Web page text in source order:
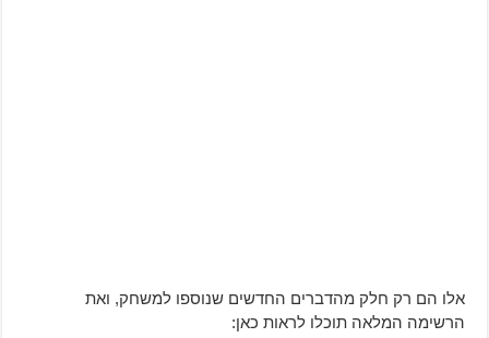
אלו הם רק חלק מהדברים החדשים שנוספו למשחק, ואת
הרשימה המלאה תוכלו לראות כאן: